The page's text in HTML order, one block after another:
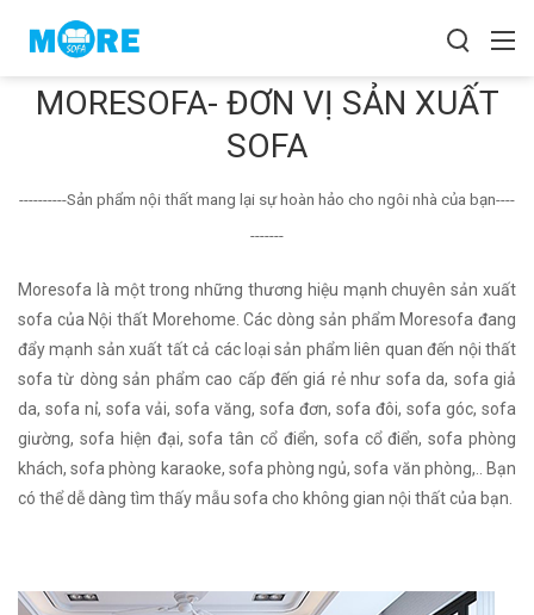
MORESOFA- ĐƠN VỊ SẢN XUẤT
SOFA
----------Sản phẩm nội thất mang lại sự hoàn hảo cho ngôi nhà của bạn----
-------
Moresofa là một trong những thương hiệu mạnh chuyên sản xuất
sofa của Nội thất Morehome. Các dòng sản phẩm Moresofa đang
đẩy mạnh sản xuất tất cả các loại sản phẩm liên quan đến nội thất
sofa từ dòng sản phẩm cao cấp đến giá rẻ như sofa da, sofa giả
da, sofa nỉ, sofa vải, sofa văng, sofa đơn, sofa đôi, sofa góc, sofa
giường, sofa hiện đại, sofa tân cổ điển, sofa cổ điển, sofa phòng
khách, sofa phòng karaoke, sofa phòng ngủ, sofa văn phòng,.. Bạn
có thể dễ dàng tìm thấy mẫu sofa cho không gian nội thất của bạn.